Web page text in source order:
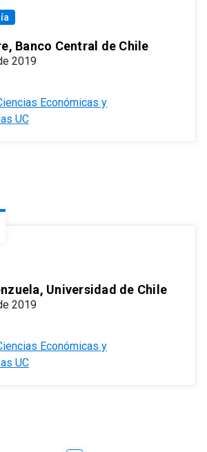
Banco Central de Chile
2019
Económicas y
UC
Universidad de Chile
2019
Económicas y
UC